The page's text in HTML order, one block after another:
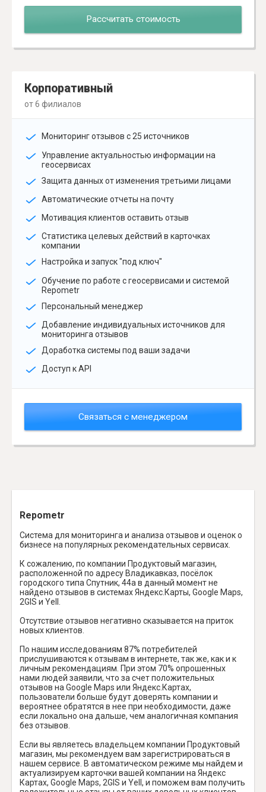
Рассчитать стоимость
Корпоративный
от 6 филиалов
Мониторинг отзывов с 25 источников
Управление актуальностью информации на
геосервисах
Защита данных от изменения третьими лицами
Автоматические отчеты на почту
Мотивация клиентов оставить отзыв
Статистика целевых действий в карточках
компании
Настройка и запуск "под ключ"
Обучение по работе с геосервисами и системой
Repometr
Персональный менеджер
Добавление индивидуальных источников для
мониторинга отзывов
Доработка системы под ваши задачи
Доступ к API
Связаться с менеджером
Repometr
Система для мониторинга и анализа отзывов и оценок о
бизнесе на популярных рекомендательных сервисах.
К сожалению, по компании Продуктовый магазин,
расположенной по адресу Владикавказ, посёлок
городского типа Спутник, 44а в данный момент не
найдено отзывов в системах Яндекс.Карты, Google Maps,
2GIS и Yell.
Отсутствие отзывов негативно сказывается на приток
новых клиентов.
По нашим исследованиям 87% потребителей
прислушиваются к отзывам в интернете, так же, как и к
личным рекомендациям. При этом 70% опрошенных
нами людей заявили, что за счет положительных
отзывов на Google Maps или Яндекс.Картах,
пользователи больше будут доверять компании и
вероятнее обратятся в нее при необходимости, даже
если локально она дальше, чем аналогичная компания
без отзывов.
Если вы являетесь владельцем компании Продуктовый
магазин, мы рекомендуем вам зарегистрироваться в
нашем сервисе. В автоматическом режиме мы найдем и
актуализируем карточки вашей компании на Яндекс
Картах, Google Maps, 2GIS и Yell, и поможем вам получить